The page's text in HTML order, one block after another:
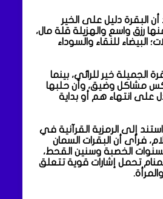
البقرة دليل على الخير
رزق واسع والهزيلة قلة مال،
البيضاء للنقاء والسوداء
الجميلة خير للرائي، بينما
مشاكل وضيق، وأن حلبها
على انتهاء هم أو بداية
إلى الرمزية القرآنية في
فرأى أن البقرات السمان
الخصبة وسنين القحط،
تحمل إشارات قوية تتعلق